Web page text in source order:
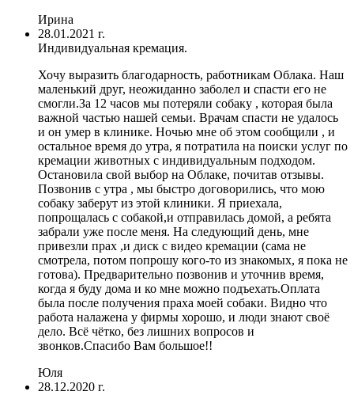
Ирина
28.01.2021 г.
Индивидуальная кремация.
Хочу выразить благодарность, работникам Облака. Наш
маленький друг, неожиданно заболел и спасти его не
смогли.За 12 часов мы потеряли собаку , которая была
важной частью нашей семьи. Врачам спасти не удалось
и он умер в клинике. Ночью мне об этом сообщили , и
остальное время до утра, я потратила на поиски услуг по
кремации животных с индивидуальным подходом.
Остановила свой выбор на Облаке, почитав отзывы.
Позвонив с утра , мы быстро договорились, что мою
собаку заберут из этой клиники. Я приехала,
попрощалась с собакой,и отправилась домой, а ребята
забрали уже после меня. На следующий день, мне
привезли прах ,и диск с видео кремации (сама не
смотрела, потом попрошу кого-то из знакомых, я пока не
готова). Предварительно позвонив и уточнив время,
когда я буду дома и ко мне можно подъехать.Оплата
была после получения праха моей собаки. Видно что
работа налажена у фирмы хорошо, и люди знают своё
дело. Всё чётко, без лишних вопросов и
звонков.Спасибо Вам большое!!
Юля
28.12.2020 г.